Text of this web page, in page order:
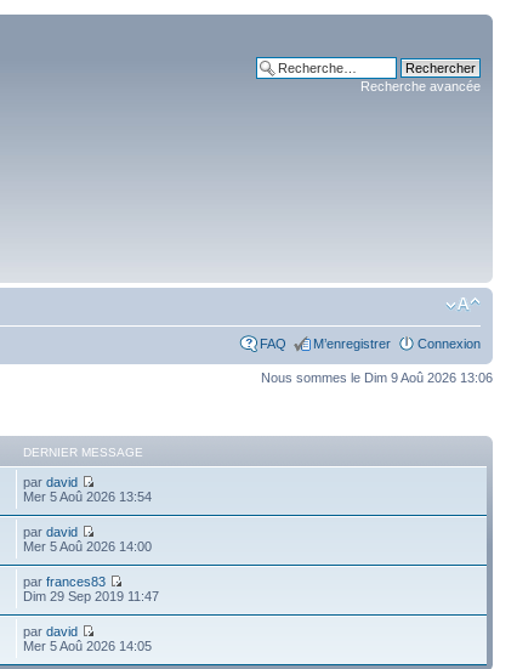
Recherche avancée
FAQ M’enregistrer Connexion
Nous sommes le Dim 9 Aoû 2026 13:06
DERNIER MESSAGE
pardavid
Mer 5 Aoû 2026 13:54
pardavid
Mer 5 Aoû 2026 14:00
parfrances83
Dim 29 Sep 2019 11:47
pardavid
Mer 5 Aoû 2026 14:05